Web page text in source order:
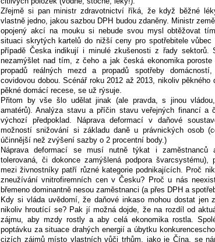
Zřejmě si pan ministr zdravotnictví říká, že když běžné
vlastně jedno, jakou sazbou DPH budou zdaněny. Ministr
opojený akcí na mouku si nebude svou mysl obtěžovat
situaci skrytých kartelů do nižší ceny pro spotřebitele
případě Česka indikují i minulé zkušenosti z řady
nezamýšlet nad tím, z čeho a jak česká ekonomika
propadů reálných mezd a propadů spotřeby
covidovou dobou. Scénář roku 2012 až 2013, nikoliv
pěkné domácí recese, se už rýsuje.
Přitom by vše šlo udělat jinak (ale pravda, s jinou
amatérů). Analýza stavu a příčin stavu veřejných financí a
výchozí předpoklad. Náprava deformací v daňové
možností snižování si základu daně u právnických osob
účinnější než zvýšení sazby o 2 procentní body.)
Náprava deformací se musí nutně týkat i
tolerovaná, či dokonce zamýšlená podpora švarcsystému),
mezi živnostníky patří různé kategorie podnikajících. Proč
zneužívání vnitrofiremních cen v Česku? Proč u nás
břemeno dominantně nesou zaměstnanci (a přes DPH a
Kdy si vláda uvědomí, že daňové inkaso mohou dostat jen
nikoliv hroutící se? Pak jí možná dojde, že na rozdíl od
zájmu, aby mzdy rostly a aby celá ekonomika rostla.
poptávku za situace drahých energií a úbytku
cizích zájmů místo vlastních vůči trhům, jako je Čína, se